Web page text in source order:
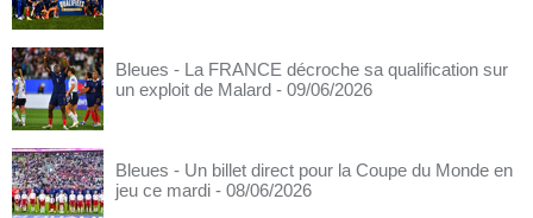
Bleues - La FRANCE décroche sa qualification sur
un exploit de Malard - 09/06/2026
Bleues - Un billet direct pour la Coupe du Monde en
jeu ce mardi - 08/06/2026